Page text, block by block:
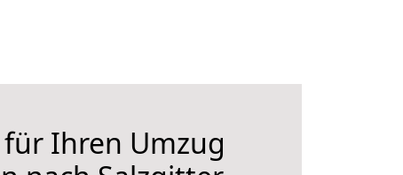
für Ihren Umzug